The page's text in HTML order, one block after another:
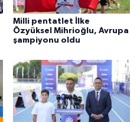
Milli pentatlet İlke
Özyüksel Mihrioğlu, Avrupa
şampiyonu oldu